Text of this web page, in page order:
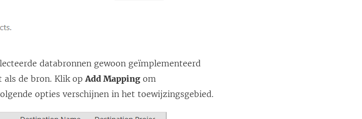
databronnen gewoon geïmplementeerd
als de bron. Klik opAdd Mapping om
opties verschijnen in het toewijzingsgebied.